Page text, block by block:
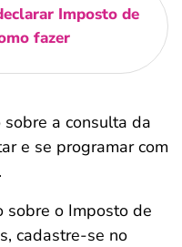
Imposto de
fazer
a consulta da
e se programar com
sobre o Imposto de
cadastre-se no